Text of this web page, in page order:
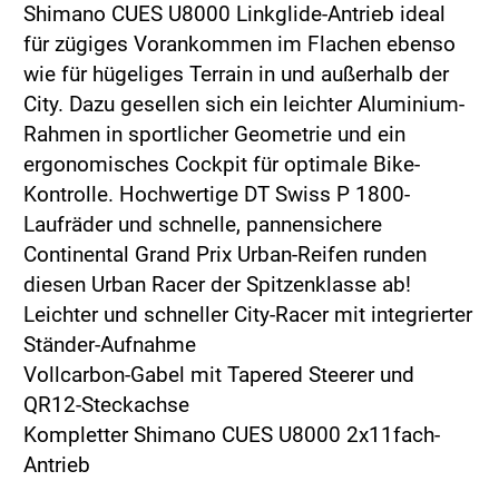
Shimano CUES U8000 Linkglide-Antrieb ideal
für zügiges Vorankommen im Flachen ebenso
wie für hügeliges Terrain in und außerhalb der
City. Dazu gesellen sich ein leichter Aluminium-
Rahmen in sportlicher Geometrie und ein
ergonomisches Cockpit für optimale Bike-
Kontrolle. Hochwertige DT Swiss P 1800-
Laufräder und schnelle, pannensichere
Continental Grand Prix Urban-Reifen runden
diesen Urban Racer der Spitzenklasse ab!
Leichter und schneller City-Racer mit integrierter
Ständer-Aufnahme
Vollcarbon-Gabel mit Tapered Steerer und
QR12-Steckachse
Kompletter Shimano CUES U8000 2x11fach-
Antrieb